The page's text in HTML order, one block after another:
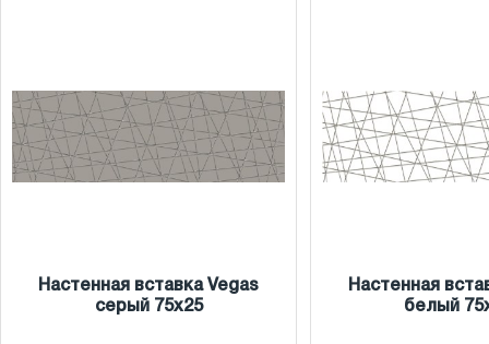
Настенная вставка Vegas
серый 75x25
Настенная
белый